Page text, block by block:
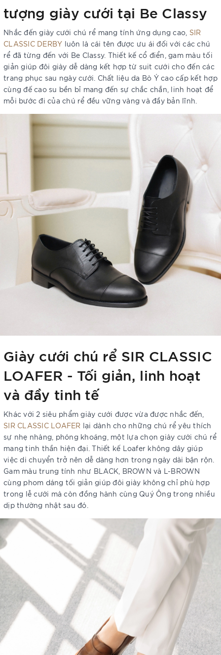
tượng giày cưới tại Be Classy
Nhắc đến giày cưới chú rể mang tính ứng dụng cao, SIR
CLASSIC DERBY luôn là cái tên được ưu ái đối với các chú
rể đã từng đến với Be Classy. Thiết kế cổ điển, gam màu tối
giản giúp đôi giày dễ dàng kết hợp từ suit cưới cho đến các
trang phục sau ngày cưới. Chất liệu da Bò Ý cao cấp kết hợp
cùng đế cao su bền bỉ mang đến sự chắc chắn, linh hoạt để
mỗi bước đi của chú rể đều vững vàng và đầy bản lĩnh.
Giày cưới chú rể SIR CLASSIC
LOAFER - Tối giản, linh hoạt
và đầy tinh tế
Khác với 2 siêu phẩm giày cưới được vừa được nhắc đến,
SIR CLASSIC LOAFER lại dành cho những chú rể yêu thích
sự nhẹ nhàng, phóng khoáng, một lựa chọn giày cưới chú rể
mang tinh thần hiện đại. Thiết kế Loafer không dây giúp
việc di chuyển trở nên dễ dàng hơn trong ngày dài bận rộn.
Gam màu trung tính như BLACK, BROWN và L-BROWN
cùng phom dáng tối giản giúp đôi giày không chỉ phù hợp
trong lễ cưới mà còn đồng hành cùng Quý Ông trong nhiều
dịp thường nhật sau đó.